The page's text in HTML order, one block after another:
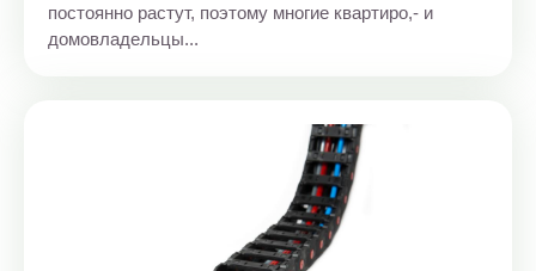
постоянно растут, поэтому многие квартиро,- и
домовладельцы...